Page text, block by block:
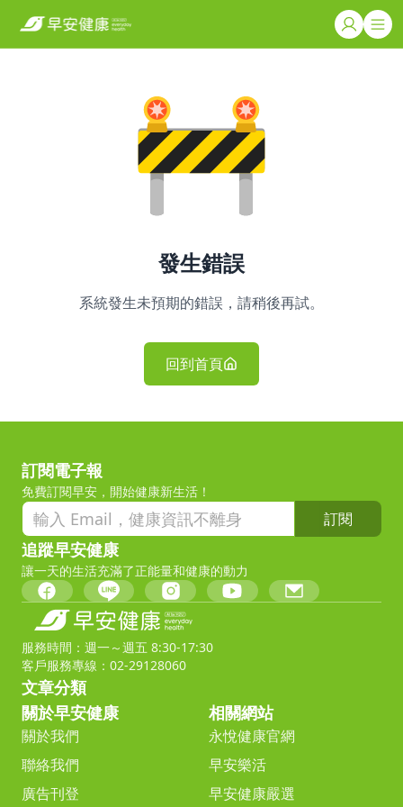
發生錯誤
系統發生未預期的錯誤，請稍後再試。
回到首頁
訂閱電子報
免費訂閱早安，開始健康新生活！
訂閱
追蹤早安健康
讓一天的生活充滿了正能量和健康的動力
服務時間：週一～週五 8:30-17:30
客戶服務專線：02-29128060
文章分類
關於早安健康
關於我們
聯絡我們
廣告刊登
相關網站
永悅健康官網
早安樂活
早安健康嚴選